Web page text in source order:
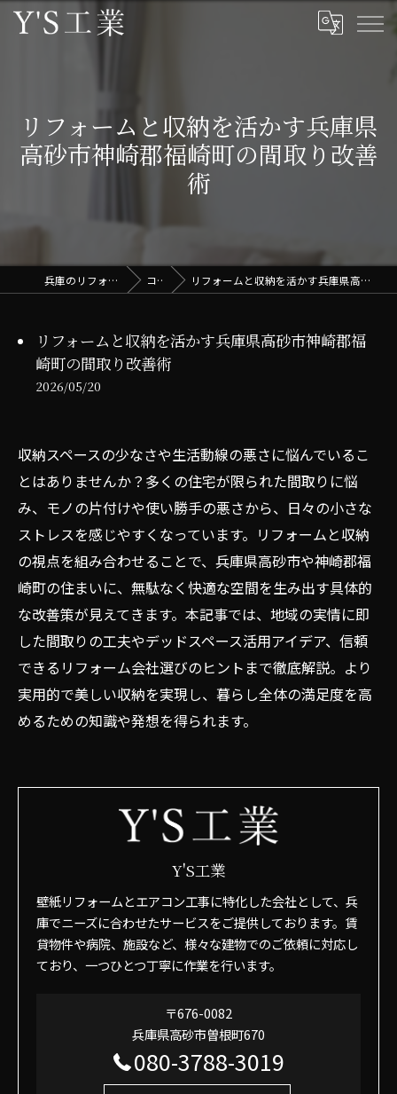
リフォームと収納を活かす兵庫県
高砂市神崎郡福崎町の間取り改善
術
兵庫のリフォームはY'S工業 コラム リフォームと収納を活かす兵庫県高砂市神崎郡福崎町の間取り改善術
リフォームと収納を活かす兵庫県高砂市神崎郡福
崎町の間取り改善術
2026/05/20
収納スペースの少なさや生活動線の悪さに悩んでいるこ
とはありませんか？多くの住宅が限られた間取りに悩
み、モノの片付けや使い勝手の悪さから、日々の小さな
ストレスを感じやすくなっています。リフォームと収納
の視点を組み合わせることで、兵庫県高砂市や神崎郡福
崎町の住まいに、無駄なく快適な空間を生み出す具体的
な改善策が見えてきます。本記事では、地域の実情に即
した間取りの工夫やデッドスペース活用アイデア、信頼
できるリフォーム会社選びのヒントまで徹底解説。より
実用的で美しい収納を実現し、暮らし全体の満足度を高
めるための知識や発想を得られます。
Y'S工業
壁紙リフォームとエアコン工事に特化した会社として、兵
庫でニーズに合わせたサービスをご提供しております。賃
貸物件や病院、施設など、様々な建物でのご依頼に対応し
ており、一つひとつ丁寧に作業を行います。
〒676-0082
兵庫県高砂市曽根町670
080-3788-3019